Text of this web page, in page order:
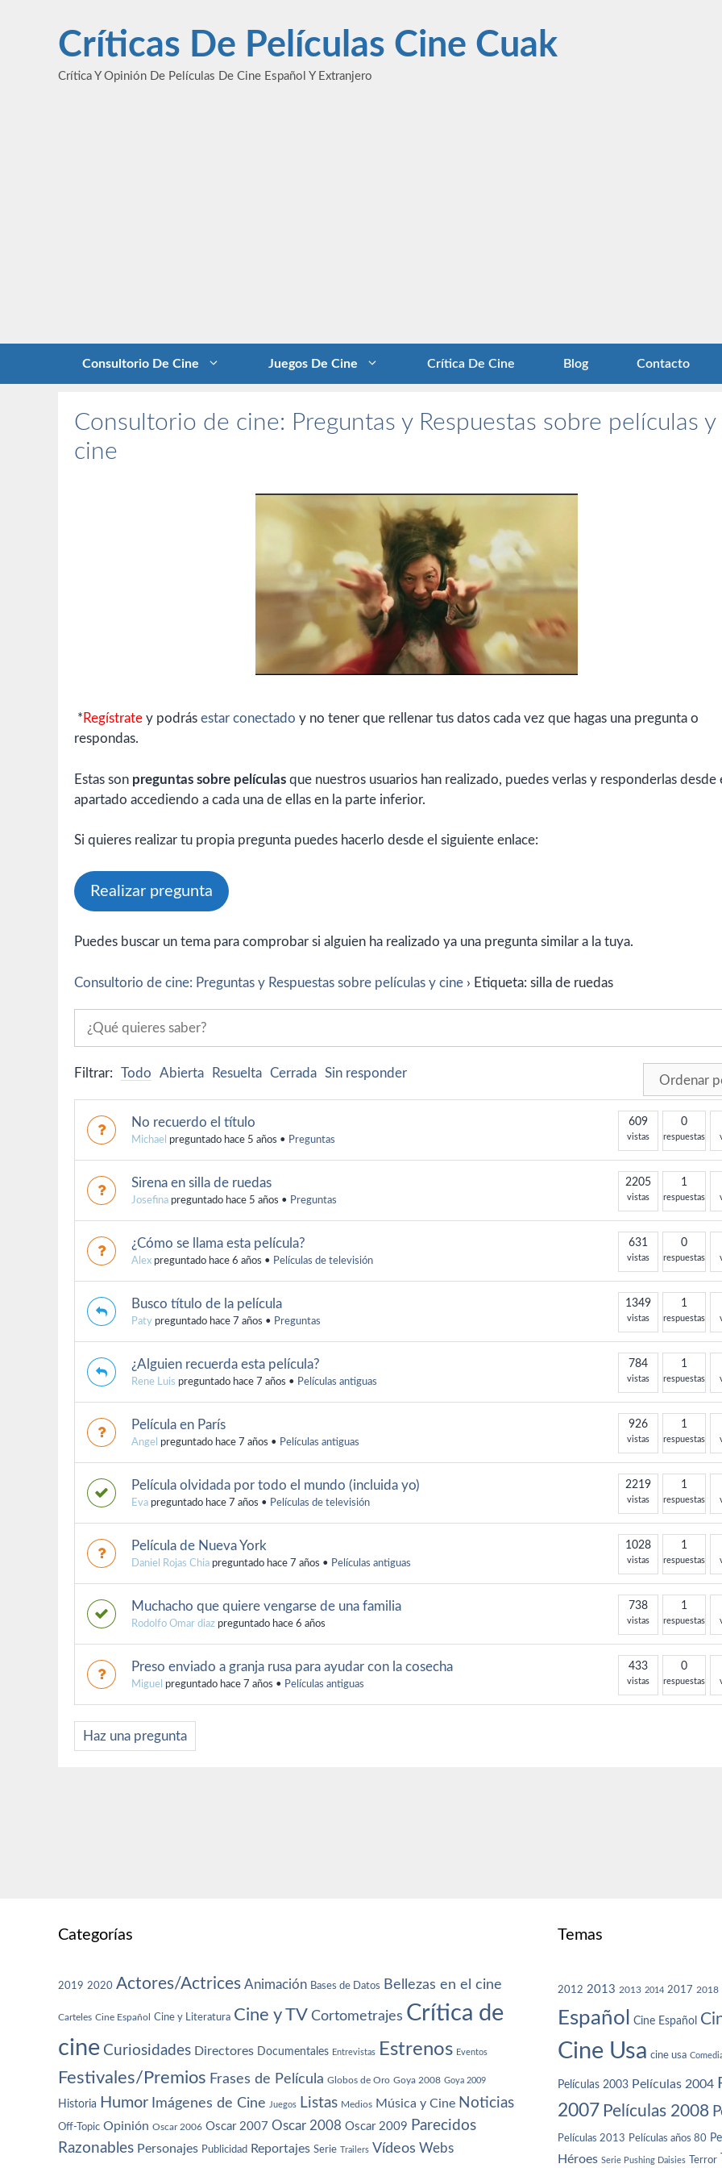
contenidoCríticas De Películas Cine Cuak
Crítica Y Opinión De Películas De Cine Español Y Extranjero
Consultorio De Cine Juegos De Cine Crítica De Cine Blog Contacto
Consultorio de cine: Preguntas y Respuestas sobre películas y
cine
* Regístrate y podrás estar conectado y no tener que rellenar tus datos cada vez que hagas una pregunta o
respondas.
Estas son preguntas sobre películas que nuestros usuarios han realizado, puedes verlas y responderlas desde
apartado accediendo a cada una de ellas en la parte inferior.
Si quieres realizar tu propia pregunta puedes hacerlo desde el siguiente enlace:
Realizar pregunta
Puedes buscar un tema para comprobar si alguien ha realizado ya una pregunta similar a la tuya.
Consultorio de cine: Preguntas y Respuestas sobre películas y cine › Etiqueta: silla de ruedas
Filtrar: Todo Abierta Resuelta Cerrada Sin responder
No recuerdo el título
Michael preguntado hace 5 años • Preguntas
609
vistas
0
respuestas
Sirena en silla de ruedas
Josefina preguntado hace 5 años • Preguntas
2205
vistas
1
respuestas
¿Cómo se llama esta película?
Alex preguntado hace 6 años • Películas de televisión
631
vistas
0
respuestas
Busco título de la película
Paty preguntado hace 7 años • Preguntas
1349
vistas
1
respuestas
¿Alguien recuerda esta película?
Rene Luis preguntado hace 7 años • Películas antiguas
784
vistas
1
respuestas
Película en París
Angel preguntado hace 7 años • Películas antiguas
926
vistas
1
respuestas
Película olvidada por todo el mundo (incluida yo)
Eva preguntado hace 7 años • Películas de televisión
2219
vistas
1
respuestas
Película de Nueva York
Daniel Rojas Chia preguntado hace 7 años • Películas antiguas
1028
vistas
1
respuestas
Muchacho que quiere vengarse de una familia
Rodolfo Omar diaz preguntado hace 6 años
738
vistas
1
respuestas
Preso enviado a granja rusa para ayudar con la cosecha
Miguel preguntado hace 7 años • Películas antiguas
433
vistas
0
respuestas
Haz una pregunta
Categorías
2019 2020 Actores/Actrices Animación Bases de Datos Bellezas en el cine
Carteles Cine Español Cine y Literatura Cine y TV Cortometrajes Crítica de
cine Curiosidades Directores Documentales Entrevistas Estrenos Eventos
Festivales/Premios Frases de Película Globos de Oro Goya 2008 Goya 2009
Historia Humor Imágenes de Cine Juegos Listas Medios Música y Cine Noticias
Off-Topic Opinión Oscar 2006 Oscar 2007 Oscar 2008 Oscar 2009 Parecidos
Razonables Personajes Publicidad Reportajes Serie Trailers Vídeos Webs
Temas
2012 2013 2013 2014 2017 2018
Español Cine Español
Cine Usa cine usa
Películas 2003 Películas 2004
2007 Películas 2008
Películas 2013 Películas años 80
Héroes Serie Pushing Daisies Terror